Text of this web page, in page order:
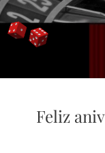
Feliz